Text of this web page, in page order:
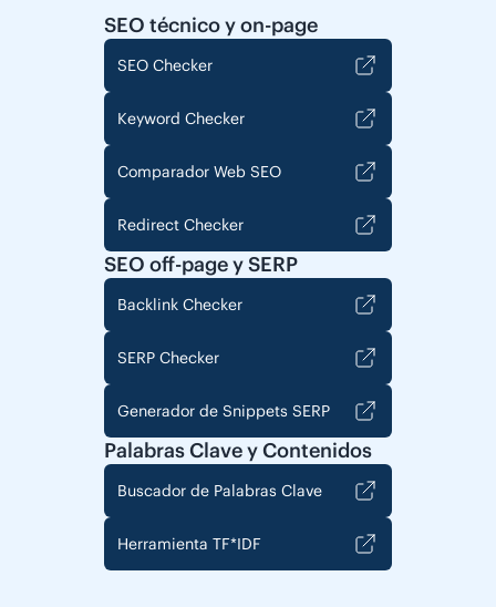
SEO técnico y on-page
SEO Checker
Keyword Checker
Comparador Web SEO
Redirect Checker
SEO off-page y SERP
Backlink Checker
SERP Checker
Generador de Snippets SERP
Palabras Clave y Contenidos
Buscador de Palabras Clave
Herramienta TF*IDF